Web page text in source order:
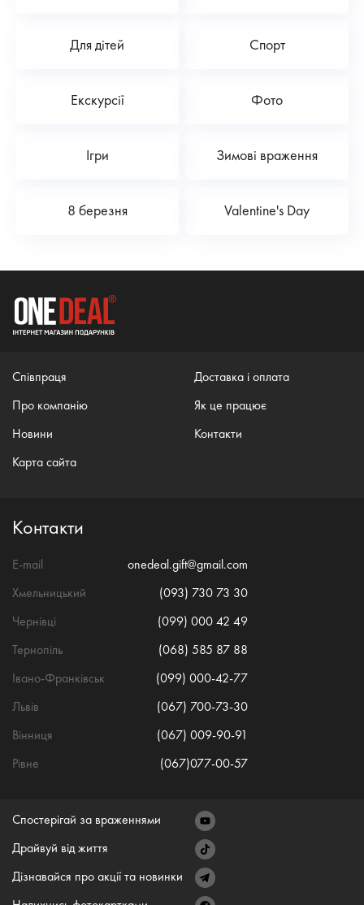
Для дітей Спорт
Екскурсії Фото
Ігри Зимові враження
8 березня Valentine's Day
Співпраця
Про компанію
Новини
Карта сайта
Доставка і оплата
Як це працює
Контакти
Контакти
E-mail
onedeal.gift@gmail.com
Хмельницький
(093) 730 73 30
Чернівці
(099) 000 42 49
Тернопіль
(068) 585 87 88
Івано-Франківськ
(099) 000-42-77
Львів
(067) 700-73-30
Вінниця
(067) 009-90-91
Рівне
(067)077-00-57
Спостерігай за враженнями
Драйвуй від життя
Дізнавайся про акції та новинки